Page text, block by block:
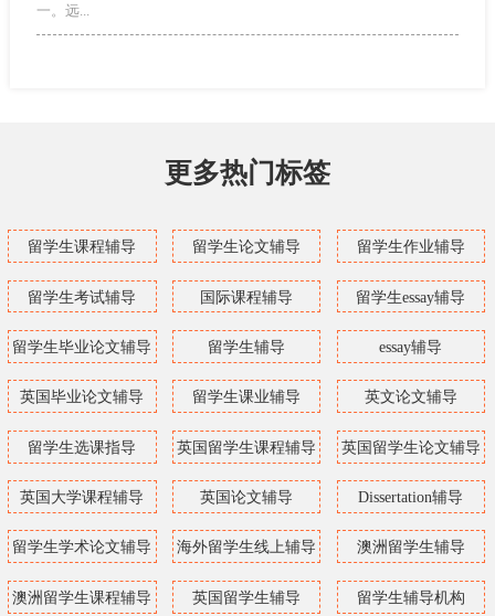
一。远...
更多热门标签
留学生课程辅导 留学生论文辅导 留学生作业辅导
留学生考试辅导 国际课程辅导 留学生essay辅导
留学生毕业论文辅导 留学生辅导 essay辅导
英国毕业论文辅导 留学生课业辅导 英文论文辅导
留学生选课指导 英国留学生课程辅导 英国留学生论文辅导
英国大学课程辅导 英国论文辅导 Dissertation辅导
留学生学术论文辅导 海外留学生线上辅导 澳洲留学生辅导
澳洲留学生课程辅导 英国留学生辅导 留学生辅导机构